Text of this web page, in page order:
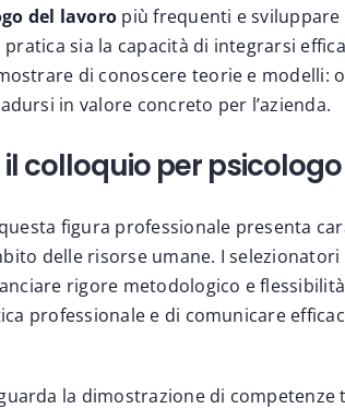
del lavoro più frequenti e
pratica sia la capacità di integrarsi
di conoscere teorie e modelli:
in valore concreto per l’azienda.
colloquio per
figura professionale presenta
delle risorse umane. I
rigore metodologico e
professionale e di comunicare
la dimostrazione di competenze